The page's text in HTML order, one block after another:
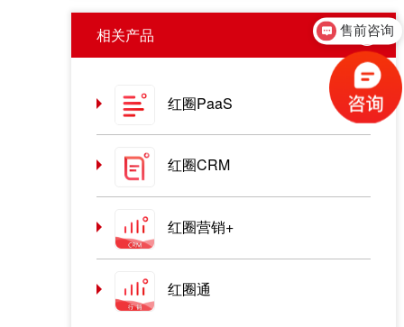
售后客服
相关产品
红圈PaaS
红圈CRM
红圈营销+
红圈通